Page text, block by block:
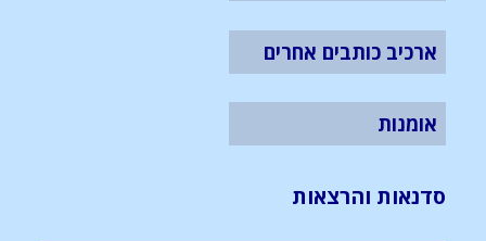
ארכיב כותבים אחרים
אומנות
סדנאות והרצאות